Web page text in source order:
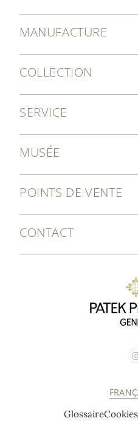
MANUFACTURE
COLLECTION
SERVICE
MUSÉE
POINTS DE VENTE
CONTACT
GlossaireCookies